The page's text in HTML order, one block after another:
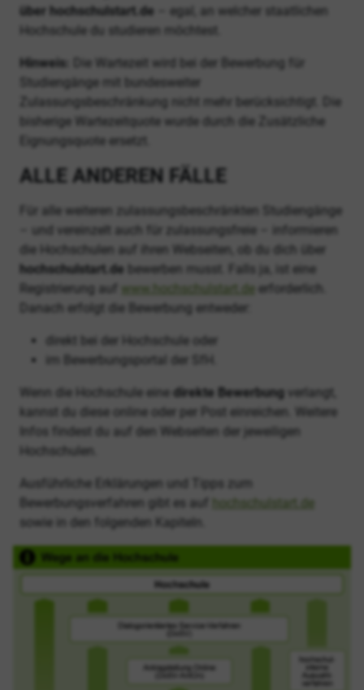
über hochschulstart.de – egal, an welcher staatlichen
Hochschule du studieren möchtest.
Hinweis:
Die Wartezeit wird bei der Bewerbung für
Studiengänge mit bundesweiter
Zulassungsbeschränkung nicht mehr berücksichtigt. Die
bisherige Wartezeitquote wurde durch die Zusätzliche
Eignungsquote ersetzt.
ALLE ANDEREN FÄLLE
Für alle weiteren zulassungsbeschränkten Studiengänge
– und vereinzelt auch für zulassungsfreie – informieren
die Hochschulen auf ihren Webseiten, ob du dich über
hochschulstart.de bewerben musst. Falls ja, ist eine
Registrierung auf
www.hochschulstart.de erforderlich.
Danach erfolgt die Bewerbung entweder:
direkt bei der Hochschule oder
im Bewerbungsportal der SfH.
Wenn die Hochschule eine direkte Bewerbung verlangt,
kannst du diese online oder per Post einreichen. Weitere
Infos findest du auf den Webseiten der jeweiligen
Hochschulen.
Ausführliche Erklärungen und Tipps zum
Bewerbungsverfahren gibt es auf
hochschulstart.de
sowie in den folgenden Kapiteln.